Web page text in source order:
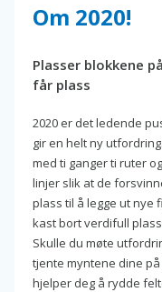
Om 2020!
Plasser blokkene
får plass
2020 er det ledende
gir en helt ny
med ti ganger ti ruter
linjer slik at de
plass til å legge ut nye
kast bort verdifull
Skulle du møte
tjente myntene dine
hjelper deg å rydde